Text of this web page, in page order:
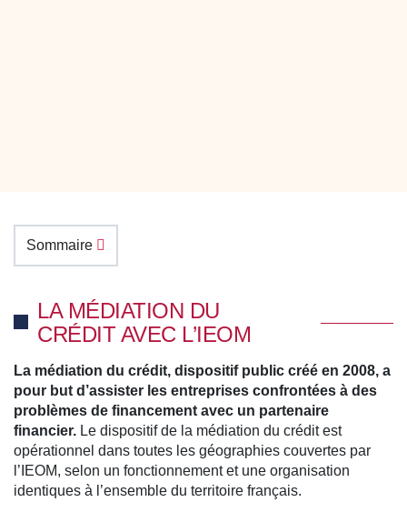
Sommaire
LA MÉDIATION DU
CRÉDIT AVEC L’IEOM
La médiation du crédit, dispositif public créé en 2008, a
pour but d’assister les entreprises confrontées à des
problèmes de financement avec un partenaire
financier. Le dispositif de la médiation du crédit est
opérationnel dans toutes les géographies couvertes par
l’IEOM, selon un fonctionnement et une organisation
identiques à l’ensemble du territoire français.